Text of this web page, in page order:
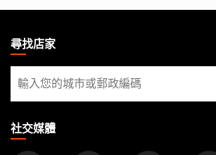
THE
GATHERING
FOOTER
尋找店家
尋
找
家
社交媒體